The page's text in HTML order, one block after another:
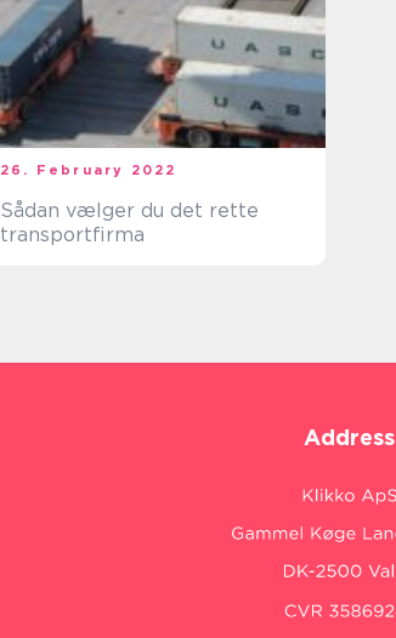
26. February 2022
Sådan vælger du det rette
transportfirma
Address